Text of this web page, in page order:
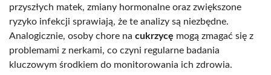
przyszłych matek, zmiany hormonalne oraz zwiększone
ryzyko infekcji sprawiają, że te analizy są niezbędne.
Analogicznie, osoby chore na cukrzycę mogą zmagać się z
problemami z nerkami, co czyni regularne badania
kluczowym środkiem do monitorowania ich zdrowia.